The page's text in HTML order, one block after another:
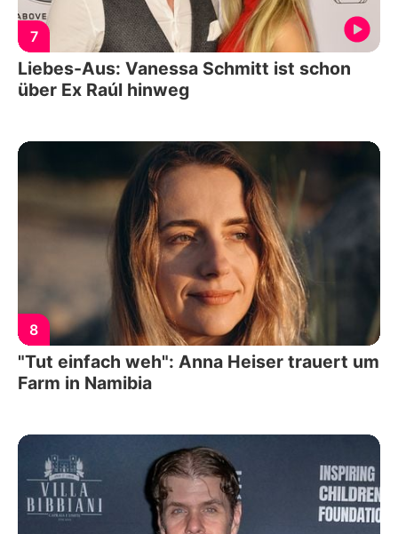
7
Liebes-Aus: Vanessa Schmitt ist schon
über Ex Raúl hinweg
8
"Tut einfach weh": Anna Heiser trauert um
Farm in Namibia